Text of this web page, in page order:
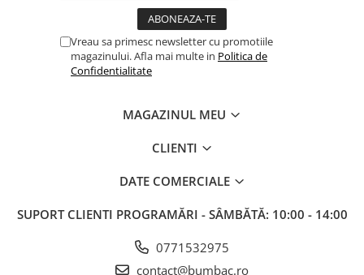
Vreau sa primesc newsletter cu promotiile
magazinului. Afla mai multe in Politica de
Confidentialitate
MAGAZINUL MEU
CLIENTI
DATE COMERCIALE
SUPORT CLIENTI PROGRAMĂRI - SÂMBĂTĂ: 10:00 - 14:00
0771532975
contact@bumbac.ro